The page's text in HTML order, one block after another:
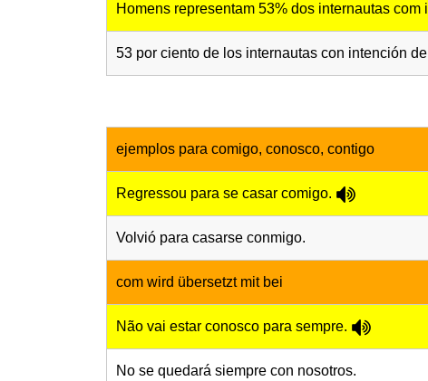
Homens representam 53% dos internautas com
53 por ciento de los internautas con intención
ejemplos para comigo, conosco, contigo
Regressou para se casar comigo.
Volvió para casarse conmigo.
com wird übersetzt mit bei
Não vai estar conosco para sempre.
No se quedará siempre con nosotros.